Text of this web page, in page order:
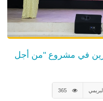
في مشروع "من أجل